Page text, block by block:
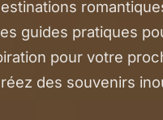
guides pratiques
pour votre
des souvenirs